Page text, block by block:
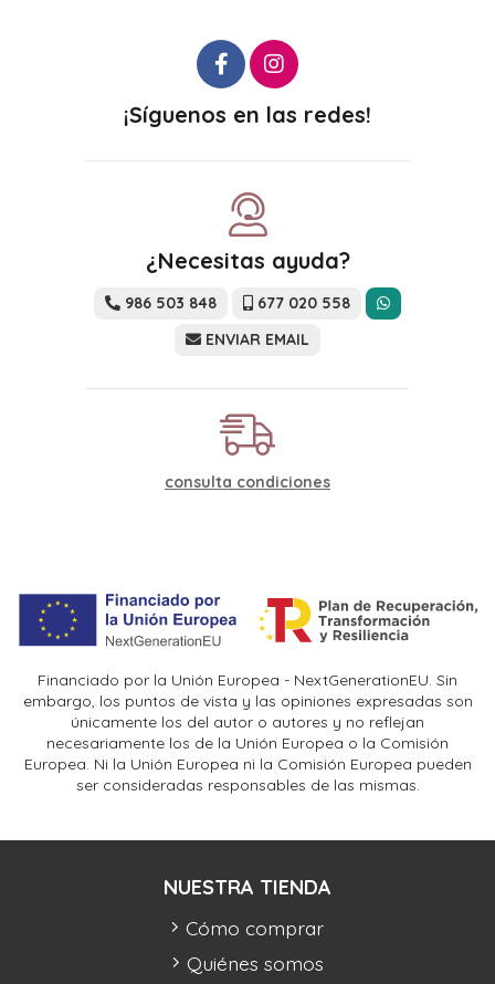
¡Síguenos en las redes!
¿Necesitas ayuda?
986 503 848
677 020 558
ENVIAR EMAIL
consulta condiciones
Financiado por la Unión Europea - NextGenerationEU. Sin
embargo, los puntos de vista y las opiniones expresadas son
únicamente los del autor o autores y no reflejan
necesariamente los de la Unión Europea o la Comisión
Europea. Ni la Unión Europea ni la Comisión Europea pueden
ser consideradas responsables de las mismas.
NUESTRA TIENDA
Cómo comprar
Quiénes somos